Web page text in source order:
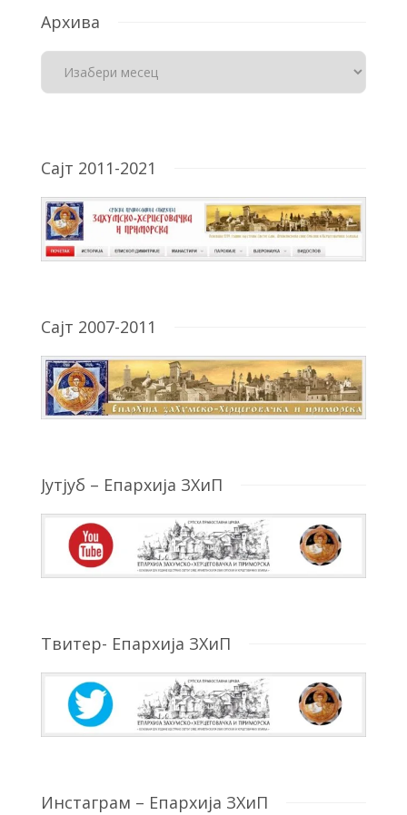
Архива
Сајт 2011-2021
Сајт 2007-2011
Јутјуб – Епархија ЗХиП
Твитер- Епархија ЗХиП
Инстаграм – Епархија ЗХиП